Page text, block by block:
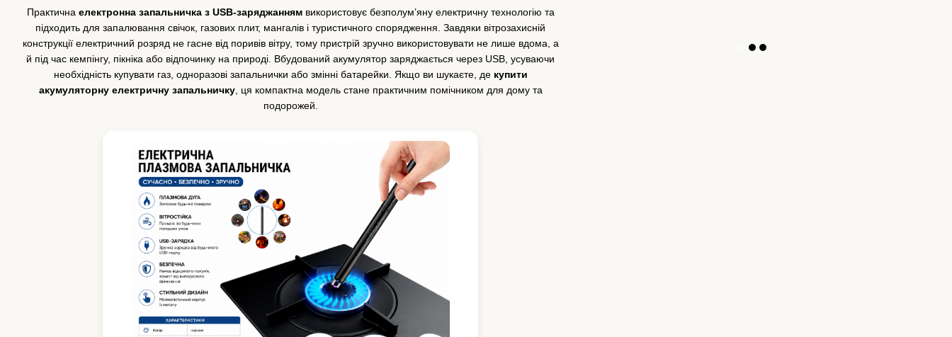
Практична електронна запальничка з USB-заряджаннямвикористовує безполум’яну електричну технологію та
підходить для запалювання свічок, газових плит, мангалів і туристичного спорядження. Завдяки вітрозахисній
конструкції електричний розряд не гасне від поривів вітру, тому пристрій зручно використовувати не лише вдома, а
й під час кемпінгу, пікніка або відпочинку на природі. Вбудований акумулятор заряджається через USB, усуваючи
необхідність купувати газ, одноразові запальнички або змінні батарейки. Якщо ви шукаєте, де купити
акумуляторну електричну запальничку, ця компактна модель стане практичним помічником для дому та
подорожей.